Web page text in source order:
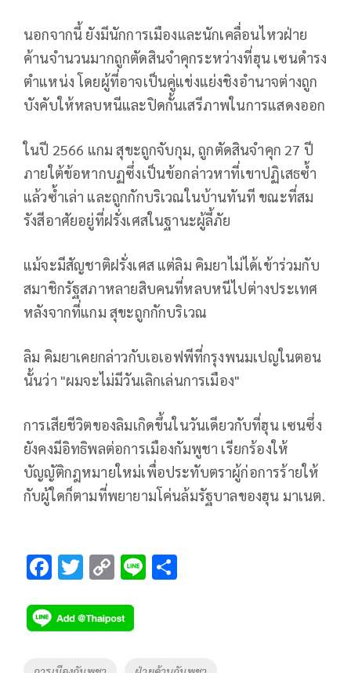
นอกจากนี้ ยังมีนักการเมืองและนักเคลื่อนไหวฝ่าย
ค้านจำนวนมากถูกตัดสินจำคุกระหว่างที่ฮุน เซนดำรง
ตำแหน่ง โดยผู้ที่อาจเป็นคู่แข่งแย่งชิงอำนาจต่างถูก
บังคับให้หลบหนีและปิดกั้นเสรีภาพในการแสดงออก
ในปี 2566 แกม สุขะถูกจับกุม, ถูกตัดสินจำคุก 27 ปี
ภายใต้ข้อหากบฏซึ่งเป็นข้อกล่าวหาที่เขาปฏิเสธซ้ำ
แล้วซ้ำเล่า และถูกกักบริเวณในบ้านทันที ขณะที่สม
รังสีอาศัยอยู่ที่ฝรั่งเศสในฐานะผู้ลี้ภัย
แม้จะมีสัญชาติฝรั่งเศส แต่ลิม คิมยาไม่ได้เข้าร่วมกับ
สมาชิกรัฐสภาหลายสิบคนที่หลบหนีไปต่างประเทศ
หลังจากที่แกม สุขะถูกกักบริเวณ
ลิม คิมยาเคยกล่าวกับเอเอฟพีที่กรุงพนมเปญในตอน
นั้นว่า "ผมจะไม่มีวันเลิกเล่นการเมือง"
การเสียชีวิตของลิมเกิดขึ้นในวันเดียวกับที่ฮุน เซนซึ่ง
ยังคงมีอิทธิพลต่อการเมืองกัมพูชา เรียกร้องให้
บัญญัติกฎหมายใหม่เพื่อประทับตราผู้ก่อการร้ายให้
กับผู้ใดก็ตามที่พยายามโค่นล้มรัฐบาลของฮุน มาเนต.
F
e
b
T
tt
er
C
p
y
Li
Tags